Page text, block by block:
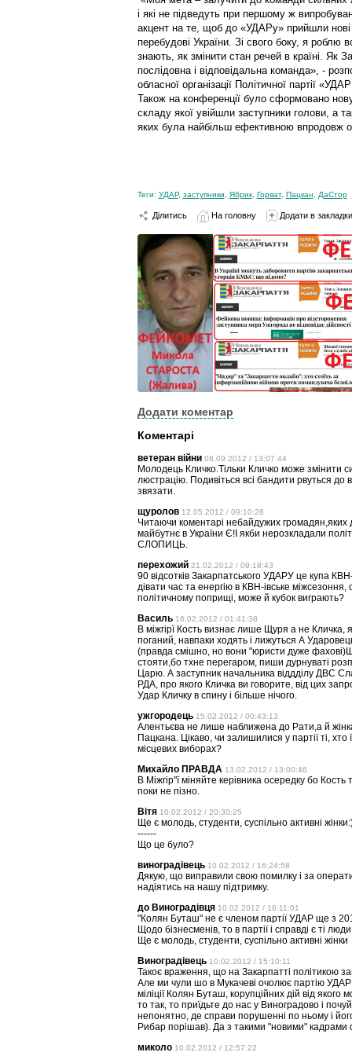
і які не підведуть при першому ж
акцент на те, щоб до «УДАРу» прийшли нові
перебудові України. Зі свого боку, я
знають, як змінити стан речей в країні. Як
послідовна і відповідальна команда», -
обласної організації Політичної партії
Також на конференції було сформовано
складу якої увійшли заступники голови, а
яких була найбільш ефективною впродовж
Теги: УДАР, заступники Ябрик, Горват, Пацкан ДаСтор
Ділитись На головну Додати в закладки
Додати коментар
Коментарі
ветеран війни 08.09.2012 / 13:07:44
Молодець Кличко.Тільки Кличко може змінити
люстрацію. Подивіться всі бандити рвуться
звязати.
щуролов 12.05.2012 / 09:10:28
Читаючи коментарі небайдужих громадян,яких
майбутнє в України Є!І якби нерозкладали
СЛОПИЦЬ.
перехожий 21.02.2012 / 09:18:43
90 відсотків Закарпатського УДАРУ це купа
дівати час та енергію в КВН-івське
політичному поприщі, може й кубок виграють?
Василь 16.02.2012 / 01:41:38
В міжгірї Кость визнає лише Щуря а не Кличка,
поганий, навпаки ходять і лижуться А
(правда смішно, но вони "юристи дуже
стояти,бо тхне перегаром, пиши дурнуваті
Царю. А заступник начальника віддділу ДВС
РДА, про якого Кличка ви говорите, від цих
Удар Кличку в спину і більше нічого.
ужгородець 15.02.2012 / 00:43:13
Алентьєва не лише наближена до Рати,а й
Пацкана. Цікаво, чи залишилися у партії ті, хто
місцевих виборах?
Михайло ПРАВДА 13.02.2012 / 13:00:46
В Міжгір"ї міняйте керівника осередку бо
поки не пізно.
Вітя 10.02.2012 / 20:30:25
Ще є молодь, студенти, суспільно активні
------
Що це було?
виноградівець 10.02.2012 / 16:24:58
Дякую, що виправили свою помилку і за
надіятись на нашу підтримку.
до Виноградівця 10.02.2012 / 16:11:01
"Колян Буташ" не є членом партії УДАР ще з
Щодо бізнесменів, то в партії і справді є ті
Ще є молодь, студенти, суспільно активні жінки
Виноградівець 10.02.2012 / 15:10:11
Такоє враження, що на Закарпатті політикою
Але ми чули шо в Мукачеві очолює партію
міліції Колян Буташ, корупційних дій від
то так, то приїдьте до нас у Виноградово і
непонятно, де справи порушенні по ньому і
Рибар порішав). Да з такими "новими" кадрами
миколо 10.02.2012 / 12:57:22